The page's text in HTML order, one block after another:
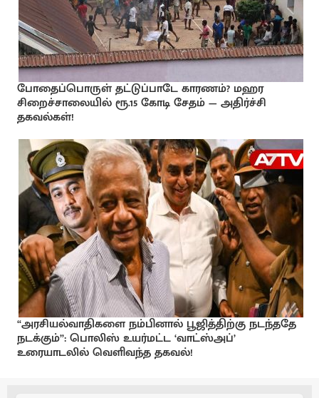
போதைப்பொருள் தட்டுப்பாடே காரணம்? மஹர
சிறைச்சாலையில் ரூ.15 கோடி சேதம் — அதிர்ச்சி
தகவல்கள்!
“அரசியல்வாதிகளை நம்பினால் பூஜித்திற்கு நடந்ததே
நடக்கும்”: பொலிஸ் உயர்மட்ட ‘வாட்ஸ்அப்’
உரையாடலில் வெளிவந்த தகவல்!